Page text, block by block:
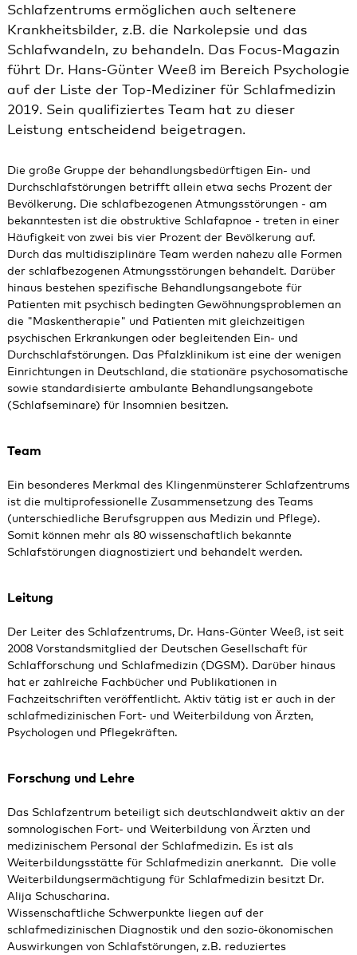
Schlafzentrums ermöglichen auch seltenere
Krankheitsbilder, z.B. die Narkolepsie und das
Schlafwandeln, zu behandeln. Das Focus-Magazin
führt Dr. Hans-Günter Weeß im Bereich Psychologie
auf der Liste der Top-Mediziner für Schlafmedizin
2019. Sein qualifiziertes Team hat zu dieser
Leistung entscheidend beigetragen.
Die große Gruppe der behandlungsbedürftigen Ein- und
Durchschlafstörungen betrifft allein etwa sechs Prozent der
Bevölkerung. Die schlafbezogenen Atmungsstörungen - am
bekanntesten ist die obstruktive Schlafapnoe - treten in einer
Häufigkeit von zwei bis vier Prozent der Bevölkerung auf.
Durch das multidisziplinäre Team werden nahezu alle Formen
der schlafbezogenen Atmungsstörungen behandelt. Darüber
hinaus bestehen spezifische Behandlungsangebote für
Patienten mit psychisch bedingten Gewöhnungsproblemen an
die "Maskentherapie" und Patienten mit gleichzeitigen
psychischen Erkrankungen oder begleitenden Ein- und
Durchschlafstörungen. Das Pfalzklinikum ist eine der wenigen
Einrichtungen in Deutschland, die stationäre psychosomatische
sowie standardisierte ambulante Behandlungsangebote
(Schlafseminare) für Insomnien besitzen.
Team
Ein besonderes Merkmal des Klingenmünsterer Schlafzentrums
ist die multiprofessionelle Zusammensetzung des Teams
(unterschiedliche Berufsgruppen aus Medizin und Pflege).
Somit können mehr als 80 wissenschaftlich bekannte
Schlafstörungen diagnostiziert und behandelt werden.
Leitung
Der Leiter des Schlafzentrums, Dr. Hans-Günter Weeß, ist seit
2008 Vorstandsmitglied der Deutschen Gesellschaft für
Schlafforschung und Schlafmedizin (DGSM). Darüber hinaus
hat er zahlreiche Fachbücher und Publikationen in
Fachzeitschriften veröffentlicht. Aktiv tätig ist er auch in der
schlafmedizinischen Fort- und Weiterbildung von Ärzten,
Psychologen und Pflegekräften.
Forschung und Lehre
Das Schlafzentrum beteiligt sich deutschlandweit aktiv an der
somnologischen Fort- und Weiterbildung von Ärzten und
medizinischem Personal der Schlafmedizin. Es ist als
Weiterbildungsstätte für Schlafmedizin anerkannt. Die volle
Weiterbildungsermächtigung für Schlafmedizin besitzt Dr.
Alija Schuscharina.
Wissenschaftliche Schwerpunkte liegen auf der
schlafmedizinischen Diagnostik und den sozio-ökonomischen
Auswirkungen von Schlafstörungen, z.B. reduziertes